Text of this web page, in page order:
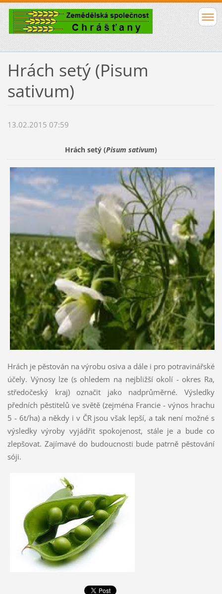
Hrách setý (Pisum
sativum)
13.02.2015 07:59
Hrách setý (Pisum sativum)
Hrách je pěstován na výrobu osiva a dále i pro potravinářské
účely. Výnosy lze (s ohledem na nejbližší okolí - okres Ra,
středočeský kraj) označit jako nadprůměrné. Výsledky
předních pěstitelů ve světě (zejména Francie - výnos hrachu
5 - 6t/ha) a někdy i v ČR jsou však lepší, a tak není možné s
výsledky výroby vyjádřit spokojenost, stále je a bude co
zlepšovat. Zajímavé do budoucnosti bude patrně pěstování
sóji.